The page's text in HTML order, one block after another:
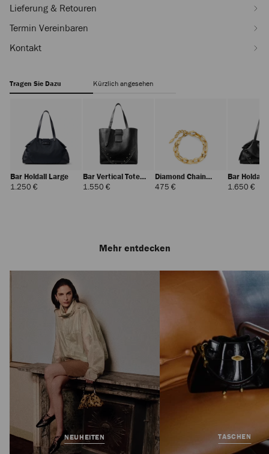
Lieferung & Retouren
Termin Vereinbaren
Kontakt
Tragen Sie Dazu Kürzlich angesehen
Bar Holdall Large
1.250 €
Bar Vertical Tote
Medium
1.550 €Regulärer
Preis
Diamond Chain
Bracelet
475 €
Bar Holdall
1.650 €
Shenton Espadrille
Regulärer
Mehr entdecken
NEUHEITEN TASCHEN